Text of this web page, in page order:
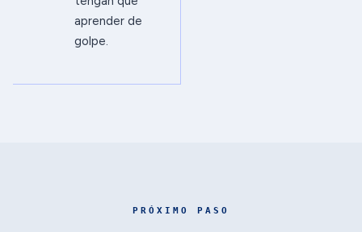
aprender de
golpe.
PRÓXIMO PASO